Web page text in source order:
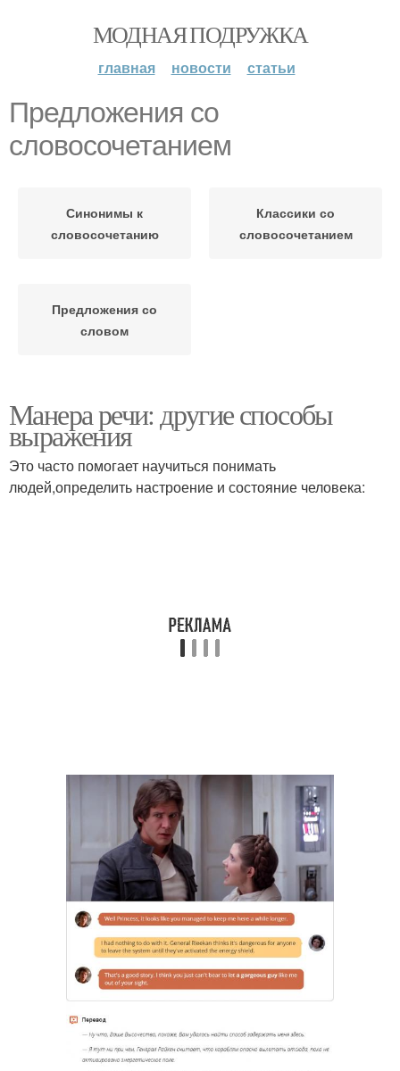
МОДНАЯ ПОДРУЖКА
главная новости статьи
Предложения со
словосочетанием
Синонимы к
словосочетанию
Классики со
словосочетанием
Предложения со
словом
Манера речи: другие способы
выражения
Это часто помогает научиться понимать
людей,определить настроение и состояние человека: